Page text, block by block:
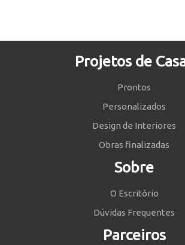
Projetos de
Prontos
Personalizados
Design de Interiores
Obras finalizadas
Sobre
O Escritório
Dúvidas Frequentes
Parceiros